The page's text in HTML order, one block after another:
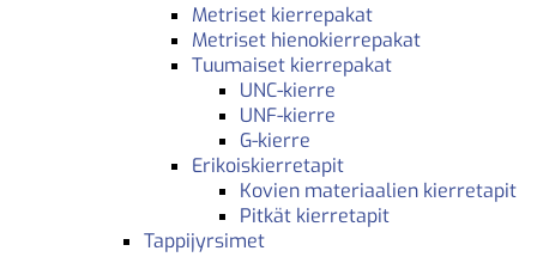
Metriset kierrepakat
Metriset hienokierrepakat
Tuumaiset kierrepakat
UNC-kierre
UNF-kierre
G-kierre
Erikoiskierretapit
Kovien materiaalien kierretapit
Pitkät kierretapit
Tappijyrsimet